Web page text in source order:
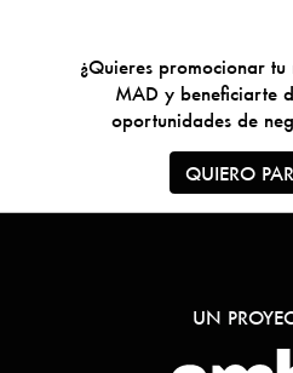
¿Quieres promocionar
MAD y beneficiarte
oportunidades de
QUIERO
UN